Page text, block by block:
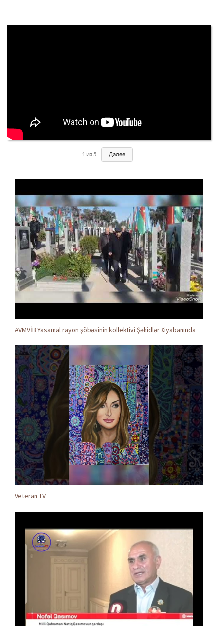
1 из 5 Далее
AVMVİB Yasamal rayon şöbəsinin kollektivi Şəhidlər Xiyabanında
Veteran TV